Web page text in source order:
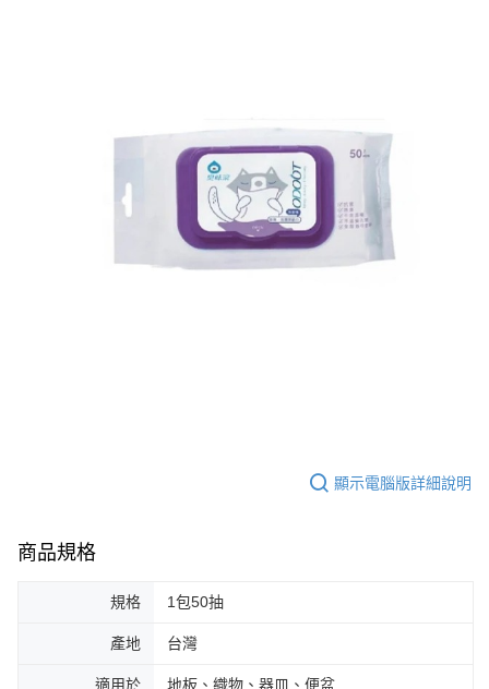
顯示電腦版詳細說明
商品規格
規格 1包50抽
產地 台灣
適用於 地板、織物、器皿、便盆